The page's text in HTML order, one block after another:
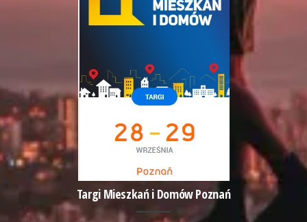
Targi Mieszkań i Domów Poznań